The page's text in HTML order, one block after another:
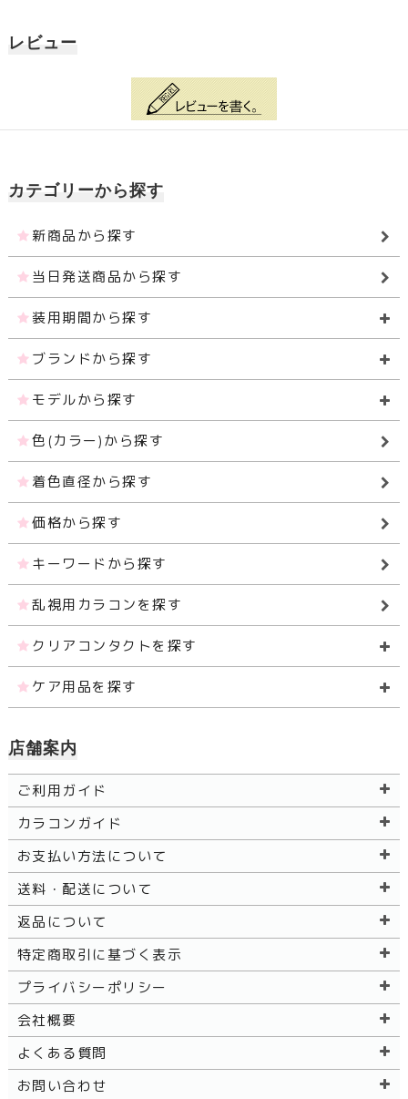
レビュー
カテゴリーから探す
新商品から探す
当日発送商品から探す
装用期間から探す
ブランドから探す
モデルから探す
色(カラー)から探す
着色直径から探す
価格から探す
キーワードから探す
乱視用カラコンを探す
クリアコンタクトを探す
ケア用品を探す
店舗案内
ご利用ガイド
カラコンガイド
お支払い方法について
送料・配送について
返品について
特定商取引に基づく表示
プライバシーポリシー
会社概要
よくある質問
お問い合わせ